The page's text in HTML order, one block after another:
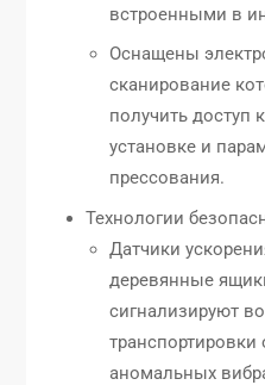
встроенными в
Оснащены
сканирование
получить доступ
установке и
прессования.
Технологии
Датчики
деревянные
сигнализируют
аномальных